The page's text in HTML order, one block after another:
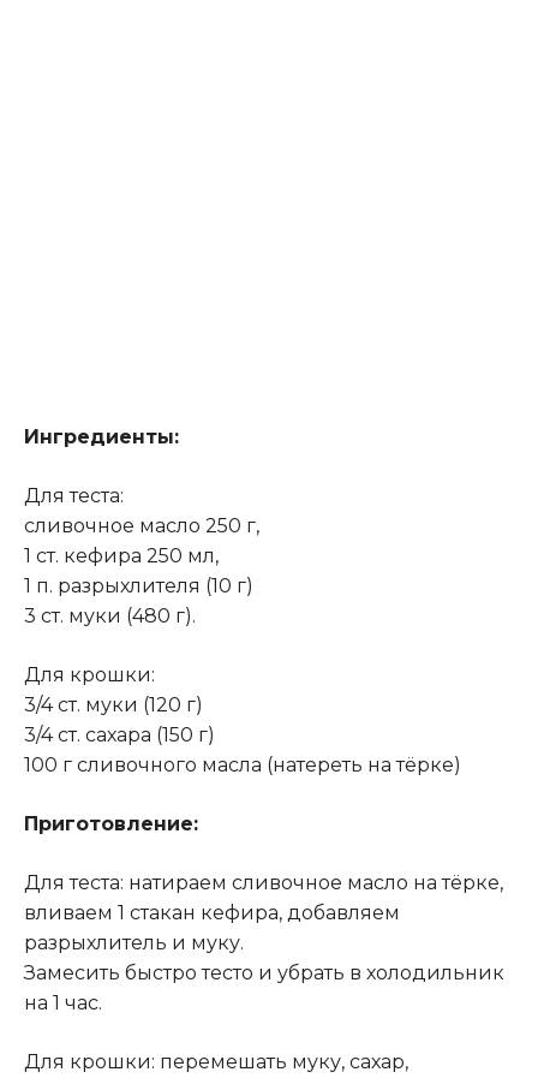
Ингредиенты:
Для теста:
сливочное масло 250 г,
1 ст. кефира 250 мл,
1 п. разрыхлителя (10 г)
3 ст. муки (480 г).
Для крошки:
3/4 ст. муки (120 г)
3/4 ст. сахара (150 г)
100 г сливочного масла (натереть на тёрке)
Приготовление:
Для теста: натираем сливочное масло на тёрке,
вливаем 1 стакан кефира, добавляем
разрыхлитель и муку.
Замесить быстро тесто и убрать в холодильник
на 1 час.
Для крошки: перемешать муку, сахар,